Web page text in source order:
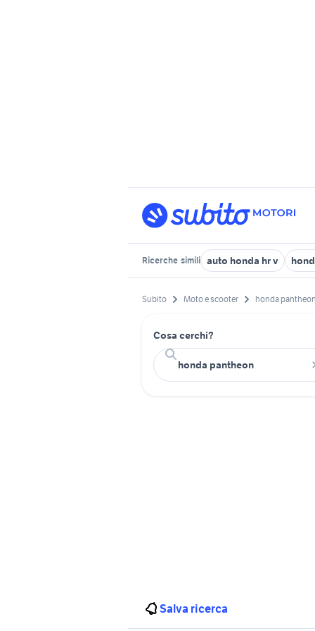
Ricerche simili auto honda hr v
Subito Moto e scooter honda
Cosa cerchi?
Salva ricerca